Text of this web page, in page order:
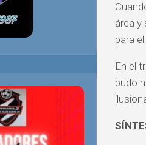
área y
para
En el
pudo